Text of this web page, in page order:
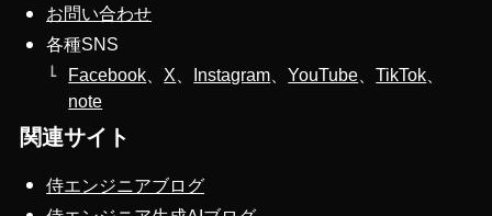
お問い合わせ
各種SNS
Facebook
X Instagram 、YouTube 、TikTok
note
関連サイト
侍エンジニアブログ